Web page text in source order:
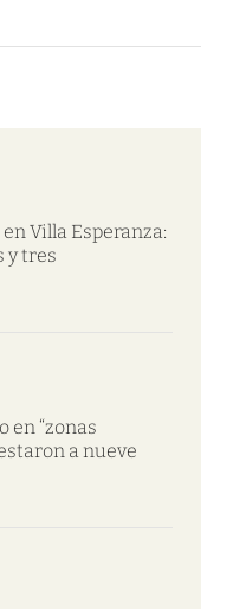
Villa Esperanza:
y tres
en “zonas
a nueve